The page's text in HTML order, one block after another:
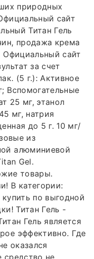
природных
сайт
Титан Гель
продажа крема
сайт
за счет
(5 г.): Активное
Вспомогательные
25 мг, этанол
мг, натрия
до 5 г. 10 мг/
из
алюминиевой
Gel.
товары.
В категории:
по выгодной
Титан Гель -
Гель является
эффективно. Где
оказался
средство не